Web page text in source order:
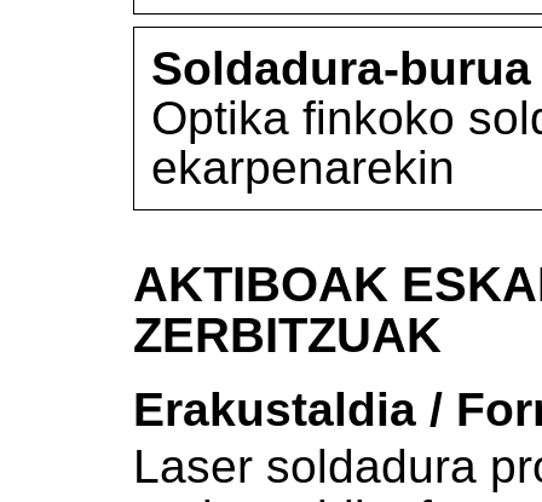
Soldadura-burua
Optika finkoko
ekarpenarekin
AKTIBOAK
ZERBITZUAK
Erakustaldia /
Laser soldadura